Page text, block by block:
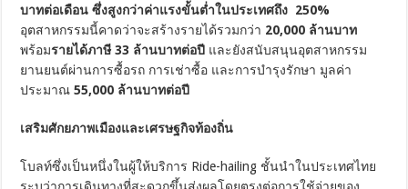
บาทต่อเดือน ซึ่งสูงกว่าค่าแรงขั้นต่ำในประเทศถึง 250%
อุตสาหกรรมนี้คาดว่าจะสร้างรายได้รวมกว่า 20,000 ล้านบาท
พร้อมรายได้ภาษี33 ล้านบาทต่อปี และยังสนับสนุนอุตสาหกรรม
ยานยนต์ผ่านการซื้อรถ การเช่าซื้อ และการบำรุงรักษา มูลค่า
ประมาณ55,000 ล้านบาทต่อปี
เสริมศักยภาพเมืองและเศรษฐกิจท้องถิ่น
โบลท์ซึ่งเป็นหนึ่งในผู้ให้บริการ Ride-hailing ชั้นนำในประเทศไทย